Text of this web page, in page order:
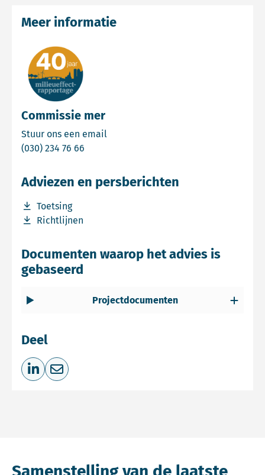
Commissie mer
Stuur ons een email
(030) 234 76 66
Meer informatie
Adviezen en persberichten
Toetsing
Download bestand Toetsing
Richtlijnen
Download bestand Richtlijnen
Documenten waarop het advies is
gebaseerd
Projectdocumenten
Deel
Deel op LinkedIn
Deel via e-mail